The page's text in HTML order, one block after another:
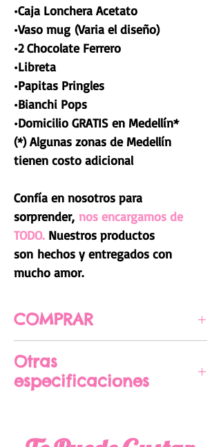
•Caja Lonchera Acetato
•Vaso mug (Varia el diseño)
•2 Chocolate Ferrero
•Libreta
•Papitas Pringles
•Bianchi Pops
•Domicilio GRATIS en Medellín*
(*) Algunas zonas de Medellín
tienen costo adicional
Confía en nosotros para
sorprender, nos encargamos de
TODO.Nuestros productos
son hechos y entregados con
mucho amor.
COMPRAR
CLIC AQUÍ PARA COMPRAR
Otras
especificaciones